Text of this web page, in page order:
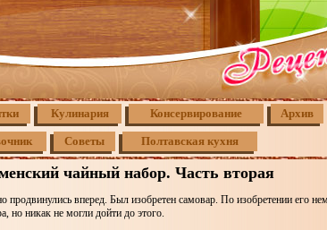
Кулинария Консервирование Архив
Советы Полтавская кухня
чайный набор. Часть вторая
продвинулись вперед. Был изобретен самовар. По изобретении его
но никак не могли дойти до этого.